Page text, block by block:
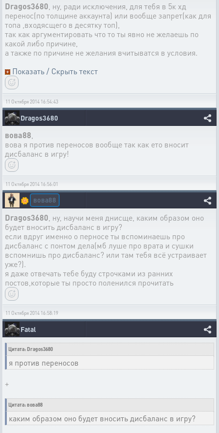
Dragos3680 , ну, ради исключения, для тебя в 5к хд
перенос(по толщине аккаунта) или вообще запрет(как для
топа ,входясщего в десятку топ),
так как аргументировать что то ты явно не желаешь по
какой либо причине,
а также по причине не желания вчитыватся в условия.
Показать / Скрыть текст
11 Октября 2014 16:54:43
Dragos3680
вова88
вова я против переносов вообще так как ето вносит
дисбаланс в игру!
11 Октября 2014 16:56:01
🌼 вова88
Dragos3680 , ну, научи меня днисще, каким образом оно
будет вносить дисбаланс в игру?
если вдруг именно о перносе ты вспоминаешь про
дисбаланс с понтом дела(мб луше про врата и сушки
вспомнишь про дисбаланс? или там тебя всё устраивает
уже?).
я даже отвечать тебе буду строчками из ранних
постов,которые ты просто поленился прочитать
11 Октября 2014 16:58:19
Fatal
Цитата: Dragos3680
я против переносов
+
Цитата: вова88
каким образом оно будет вносить дисбаланс в игру?